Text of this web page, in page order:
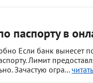
паспорту в
Если банк вынесет
Лимит
Зачастую огра...